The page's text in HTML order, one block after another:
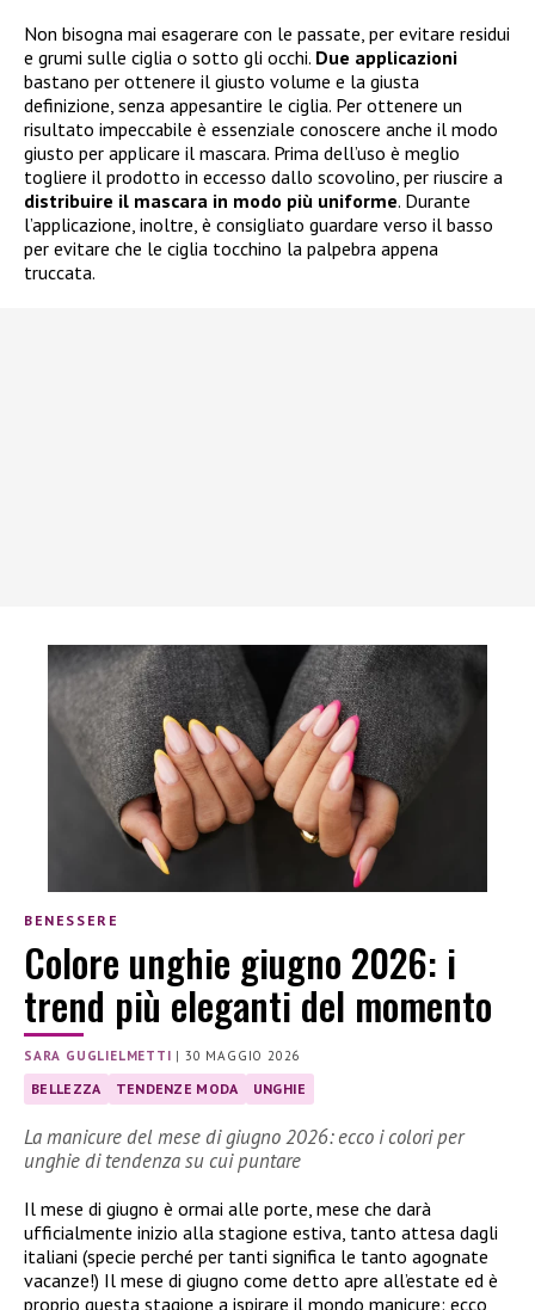
Non bisogna mai esagerare con le passate, per evitare residui
e grumi sulle ciglia o sotto gli occhi. Due applicazioni
bastano per ottenere il giusto volume e la giusta
definizione, senza appesantire le ciglia. Per ottenere un
risultato impeccabile è essenziale conoscere anche il modo
giusto per applicare il mascara. Prima dell’uso è meglio
togliere il prodotto in eccesso dallo scovolino, per riuscire a
distribuire il mascara in modo più uniforme. Durante
l’applicazione, inoltre, è consigliato guardare verso il basso
per evitare che le ciglia tocchino la palpebra appena
truccata.
BENESSERE
Colore unghie giugno 2026: i
trend più eleganti del momento
SARA GUGLIELMETTI |30 MAGGIO 2026
BELLEZZA TENDENZE MODA UNGHIE
La manicure del mese di giugno 2026: ecco i colori per
unghie di tendenza su cui puntare
Il mese di giugno è ormai alle porte, mese che darà
ufficialmente inizio alla stagione estiva, tanto attesa dagli
italiani (specie perché per tanti significa le tanto agognate
vacanze!) Il mese di giugno come detto apre all’estate ed è
proprio questa stagione a ispirare il mondo manicure: ecco